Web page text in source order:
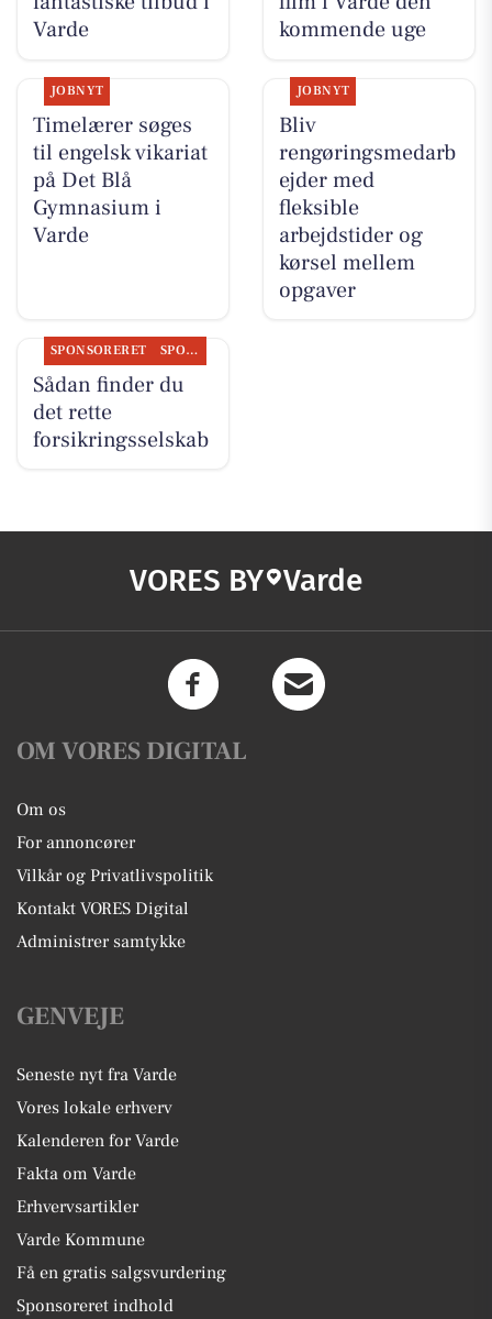
Varde
kommende uge
JOBNYT
Timelærer søges
til engelsk vikariat
på Det Blå
Gymnasium i
Varde
JOBNYT
Bliv
rengøringsmedarb
ejder med
fleksible
arbejdstider og
kørsel mellem
opgaver
SPONSORERET SPONSORERET INDHOLD
Sådan finder du
det rette
forsikringsselskab
VORES BY Varde
OM VORES DIGITAL
Om os
For annoncører
Vilkår og Privatlivspolitik
Kontakt VORES Digital
Administrer samtykke
GENVEJE
Seneste nyt fra Varde
Vores lokale erhverv
Kalenderen for Varde
Fakta om Varde
Erhvervsartikler
Varde Kommune
Få en gratis salgsvurdering
Sponsoreret indhold